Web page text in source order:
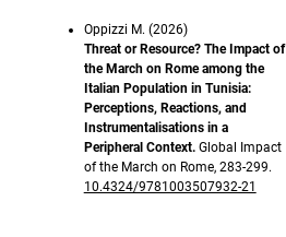
Oppizzi M. (2026)
Threat or Resource? The Impact of
the March on Rome among the
Italian Population in Tunisia:
Perceptions, Reactions, and
Instrumentalisations in a
Peripheral Context. Global Impact
of the March on Rome, 283-299.
10.4324/9781003507932-21